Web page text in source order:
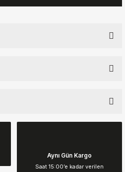
ederiz.
Aynı Gün Kargo
Saat 15:00’e kadar verilen